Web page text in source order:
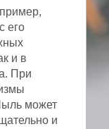
его
и в
При
может
и